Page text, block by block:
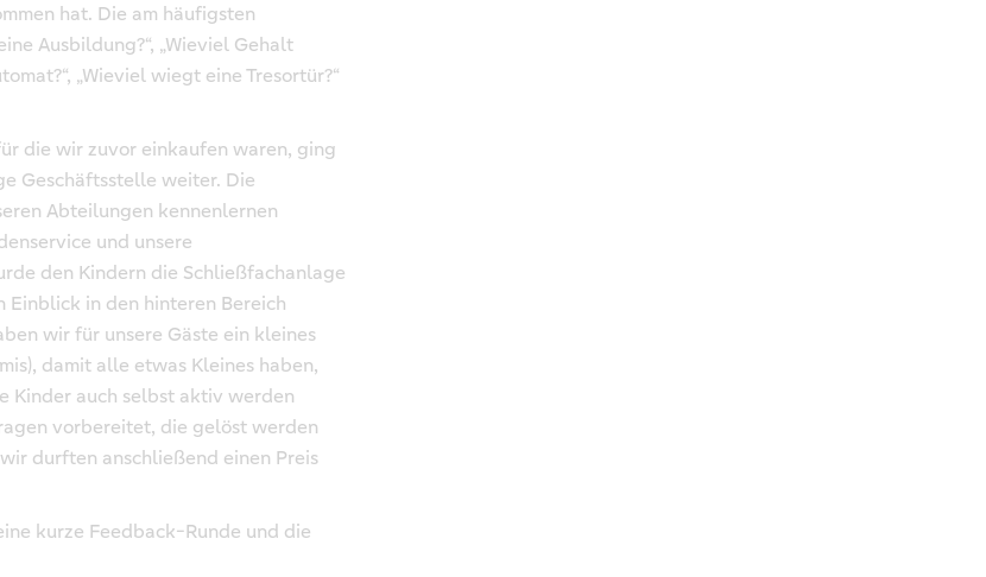
hat. Die am häufigsten
Ausbildung?“, „Wieviel Gehalt
„Wieviel wiegt eine Tresortür?“
die wir zuvor einkaufen waren, ging
Geschäftsstelle weiter. Die
Abteilungen kennenlernen
und unsere
den Kindern die Schließfachanlage
Einblick in den hinteren Bereich
wir für unsere Gäste ein kleines
damit alle etwas Kleines haben,
Kinder auch selbst aktiv werden
vorbereitet, die gelöst werden
durften anschließend einen Preis
kurze Feedback-Runde und die